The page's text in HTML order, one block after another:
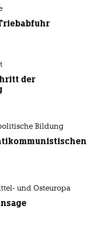
der
Bildung
und Osteuropa